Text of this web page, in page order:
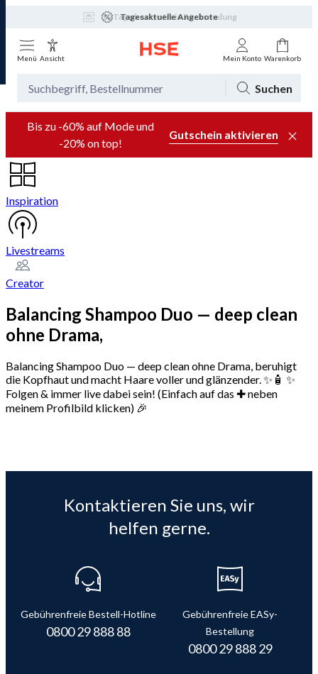
Tagesaktuelle Angebote
Menü Ansicht Mein Konto Warenkorb
Suchen
Bis zu -60% auf Mode und
-20% on top!
Gutschein aktivieren
Inspiration
Livestreams
Creator
Balancing Shampoo Duo — deep clean
ohne Drama,
Balancing Shampoo Duo — deep clean ohne Drama, beruhigt
die Kopfhaut und macht Haare voller und glänzender. ✨🧴 ✨
Folgen & immer live dabei sein! (Einfach auf das ✚ neben
meinem Profilbild klicken) 🎉
Kontaktieren Sie uns, wir
helfen gerne.
Gebührenfreie Bestell-Hotline
0800 29 888 88
Gebührenfreie EASy-
Bestellung
0800 29 888 29